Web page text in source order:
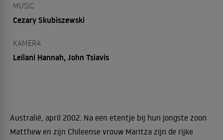
MUSIC
Cezary Skubiszewski
KAMERA
Leilani Hannah, John Tsiavis
Australië, april 2002. Na een etentje bij hun jongste zoon
Matthew en zijn Chileense vrouw Maritza zijn de rijke